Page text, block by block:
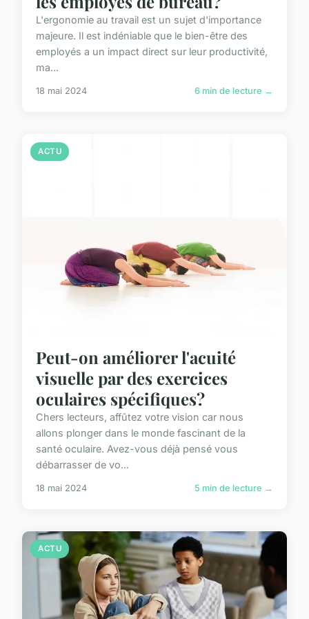
L'ergonomie au travail est un sujet d'importance
majeure. Il est indéniable que le bien-être des
employés a un impact direct sur leur productivité,
ma...
18 mai 2024 6 min de lecture →
ACTU
Peut-on améliorer l'acuité
visuelle par des exercices
oculaires spécifiques?
Chers lecteurs, affûtez votre vision car nous
allons plonger dans le monde fascinant de la
santé oculaire. Avez-vous déjà pensé vous
débarrasser de vo...
18 mai 2024 5 min de lecture →
ACTU